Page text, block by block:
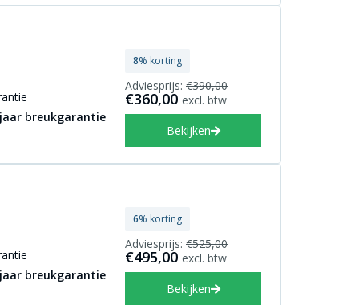
breukgarantie
8% korting
Adviesprijs: €390,00
€360,00 excl. btw
Bekijken
breukgarantie
6% korting
Adviesprijs: €525,00
€495,00 excl. btw
Bekijken